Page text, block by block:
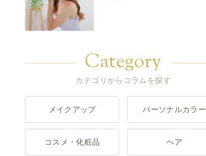
Category
カテゴリからコラムを探す
メイクアップ パーソナルカラー
コスメ・化粧品 ヘア